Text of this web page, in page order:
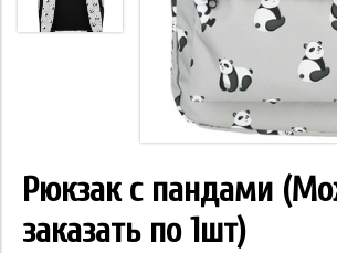
Рюкзак с пандами
заказать по 1шт)